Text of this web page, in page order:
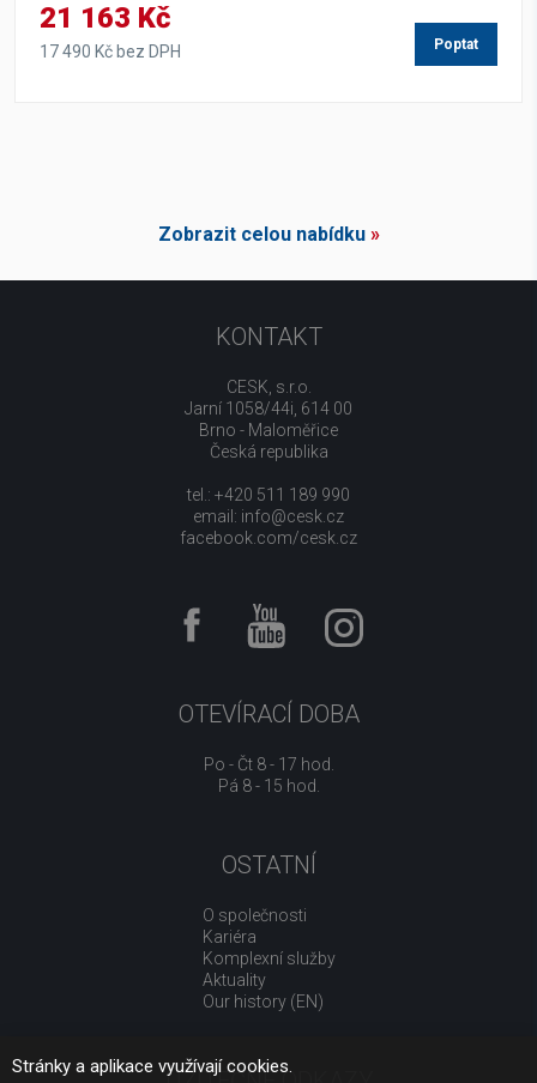
21 163 Kč
17 490 Kč bez DPH Poptat
Zobrazit celou nabídku»
KONTAKT
CESK, s.r.o.
Jarní 1058/44i, 614 00
Brno - Maloměřice
Česká republika
tel.: +420 511 189 990
email: info@cesk.cz
facebook.com/cesk.cz
OTEVÍRACÍ DOBA
Po - Čt 8 - 17 hod.
Pá 8 - 15 hod.
OSTATNÍ
O společnosti
Kariéra
Komplexní služby
Aktuality
Our history (EN)
Stránky a aplikace využívají cookies.